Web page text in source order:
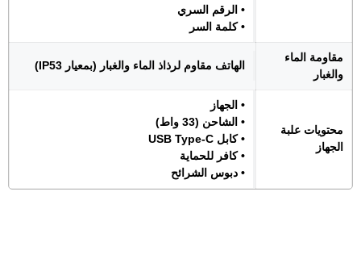
• الرقم السري
• كلمة السر
مقاومة الماء
والغبار
الهاتف مقاوم لرذاذ الماء والغبار (بمعيار IP53)
محتويات علبة
الجهاز
• الجهاز
• الشاحن (33 واط)
• كابل USB Type-C
• كافر للحماية
• دبوس الشرائح